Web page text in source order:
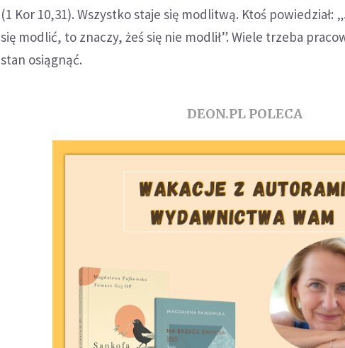
(1 Kor 10,31). Wszystko staje się modlitwą. Ktoś powiedział:
się modlić, to znaczy, żeś się nie modlił”. Wiele trzeba
stan osiągnąć.
DEON.PL POLECA